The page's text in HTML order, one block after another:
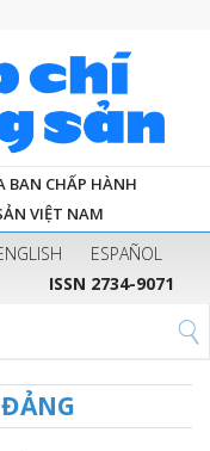
BAN CHẤP HÀNH
VIỆT NAM
ESPAÑOL
ISSN 2734-9071